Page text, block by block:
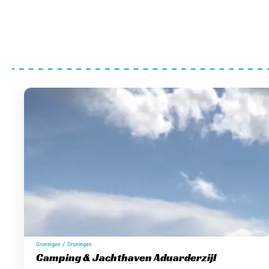
Groningen / Groningen
Camping & Jachthaven Aduarderzijl